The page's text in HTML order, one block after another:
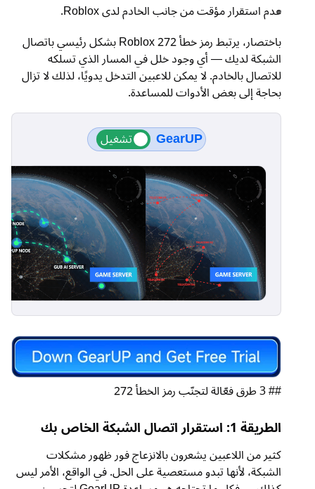
عدم استقرار مؤقت من جانب الخادم لدى Roblox.
باختصار، يرتبط رمز خطأ Roblox 272 بشكل رئيسي باتصال
الشبكة لديك — أي وجود خلل في المسار الذي تسلكه
للاتصال بالخادم. لا يمكن للاعبين التدخل يدويًا، لذلك لا تزال
بحاجة إلى بعض الأدوات للمساعدة.
GearUP
## 3 طرق فعّالة لتجنّب رمز الخطأ 272
الطريقة 1: استقرار اتصال الشبكة الخاص بك
كثير من اللاعبين يشعرون بالانزعاج فور ظهور مشكلات
الشبكة، لأنها تبدو مستعصية على الحل. في الواقع، الأمر ليس